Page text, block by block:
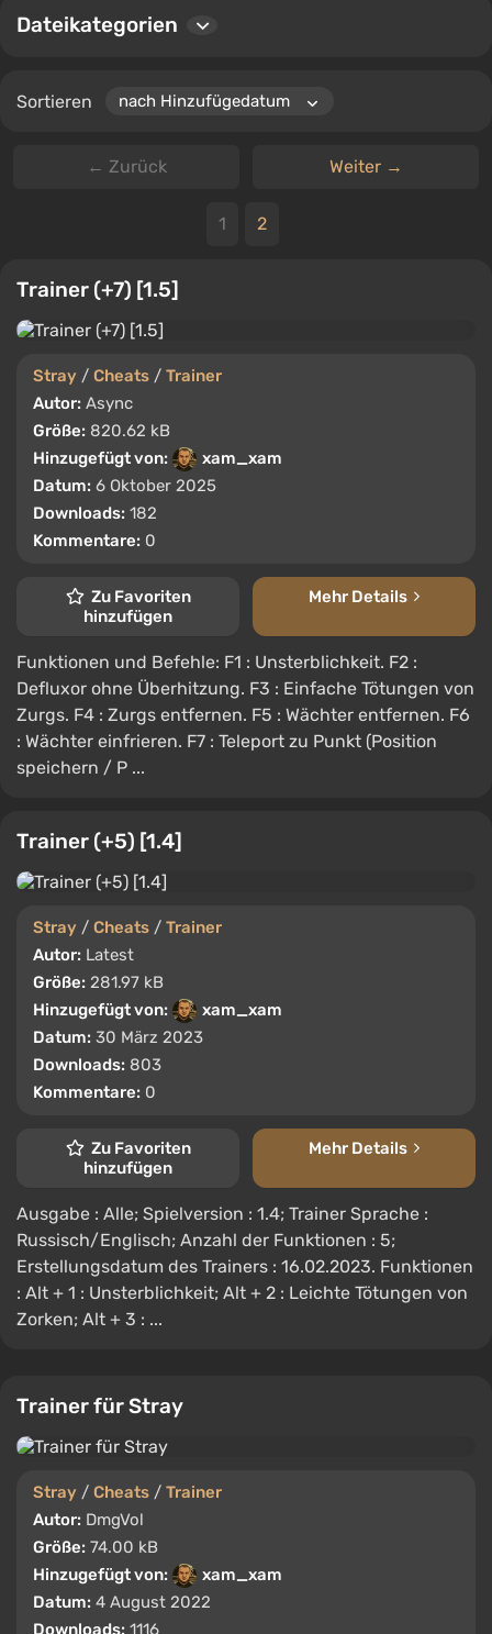
auszutauschen.
Dateikategorien
Sortieren
← Zurück Weiter →
1 2
Trainer (+7) [1.5]
Stray / Cheats / Trainer
Autor: Async
Größe: 820.62 kB
Hinzugefügt von:
xam_xam
Datum: 6 Oktober 2025
Downloads: 182
Kommentare: 0
Zu Favoriten
hinzufügen
Mehr Details
Funktionen und Befehle: F1 : Unsterblichkeit. F2 :
Defluxor ohne Überhitzung. F3 : Einfache Tötungen von
Zurgs. F4 : Zurgs entfernen. F5 : Wächter entfernen. F6
: Wächter einfrieren. F7 : Teleport zu Punkt (Position
speichern / P ...
Trainer (+5) [1.4]
Stray / Cheats / Trainer
Autor: Latest
Größe: 281.97 kB
Hinzugefügt von:
xam_xam
Datum: 30 März 2023
Downloads: 803
Kommentare: 0
Zu Favoriten
hinzufügen
Mehr Details
Ausgabe : Alle; Spielversion : 1.4; Trainer Sprache :
Russisch/Englisch; Anzahl der Funktionen : 5;
Erstellungsdatum des Trainers : 16.02.2023. Funktionen
: Alt + 1 : Unsterblichkeit; Alt + 2 : Leichte Tötungen von
Zorken; Alt + 3 : ...
Trainer für Stray
Stray / Cheats / Trainer
Autor: DmgVol
Größe: 74.00 kB
Hinzugefügt von:
xam_xam
Datum: 4 August 2022
Downloads: 1116